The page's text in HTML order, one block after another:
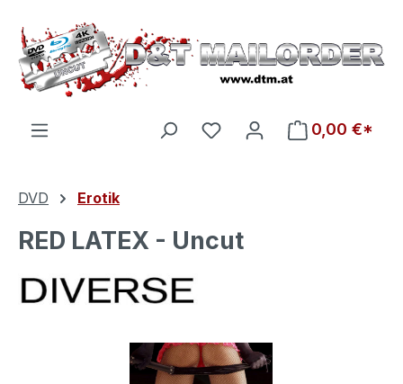
Zum Hauptinhalt springen
Du hast 0 Produkte auf
0,00 €*
DVD Erotik
RED LATEX - Uncut
Bildergalerie überspringen